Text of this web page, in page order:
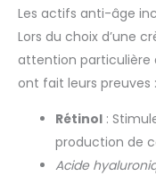
Les actifs anti-âge
Lors du choix d’une
attention particulière
ont fait leurs preuves :
Rétinol :
production de
Acide